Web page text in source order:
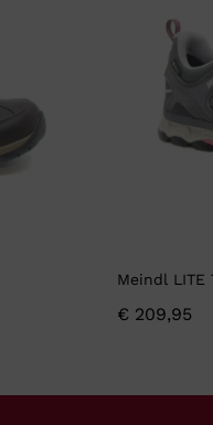
Meindl LITE
€ 209,95